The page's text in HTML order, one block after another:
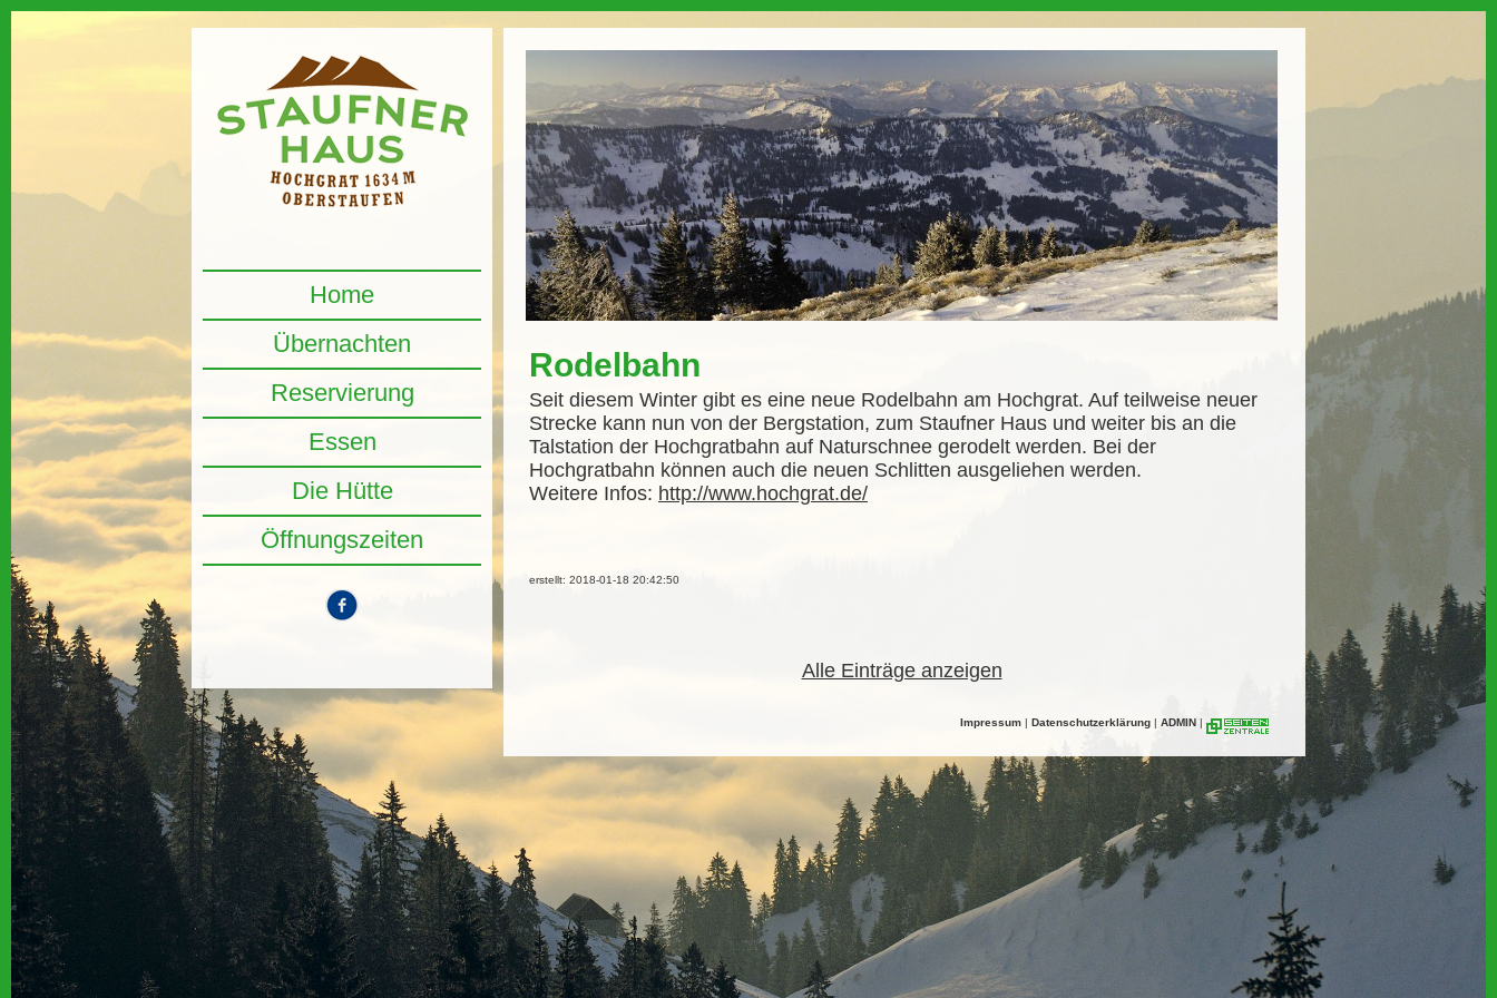
Home
Übernachten
Reservierung
Essen
Die Hütte
Öffnungszeiten
Rodelbahn
Seit diesem Winter gibt es eine neue Rodelbahn am Hochgrat. Auf teilweise neuer
Strecke kann nun von der Bergstation, zum Staufner Haus und weiter bis an die
Talstation der Hochgratbahn auf Naturschnee gerodelt werden. Bei der
Hochgratbahn können auch die neuen Schlitten ausgeliehen werden.
Weitere Infos: http://www.hochgrat.de/
erstellt: 2018-01-18 20:42:50
Alle Einträge anzeigen
Impressum | Datenschutzerklärung | ADMIN |